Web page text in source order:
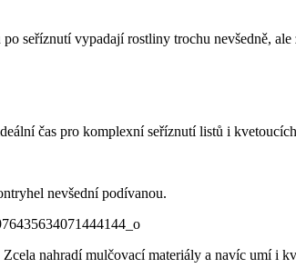
rostliny trochu nevšedně, ale za
čas pro komplexní seříznutí listů i
nevšední podívanou.
mulčovací materiály a navíc umí i